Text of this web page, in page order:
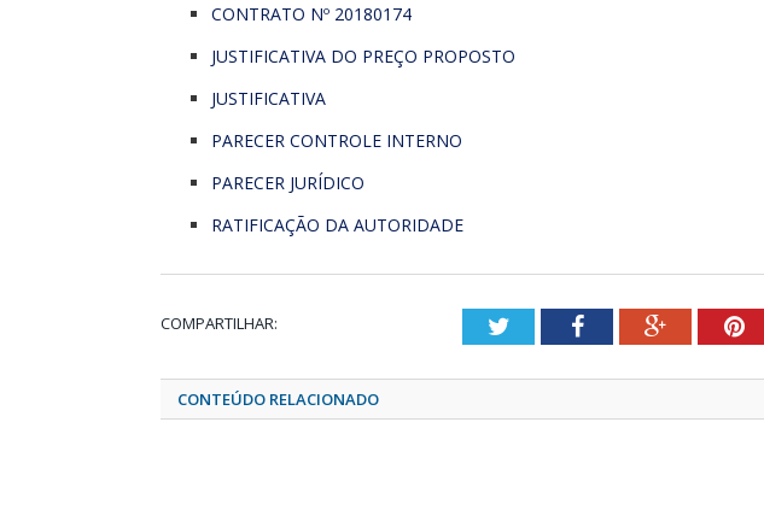
CONTRATO Nº 20180174
JUSTIFICATIVA DO PREÇO PROPOSTO
JUSTIFICATIVA
PARECER CONTROLE INTERNO
PARECER JURÍDICO
RATIFICAÇÃO DA AUTORIDADE
COMPARTILHAR: TwitterFacebookGoogle+
CONTEÚDO RELACIONADO